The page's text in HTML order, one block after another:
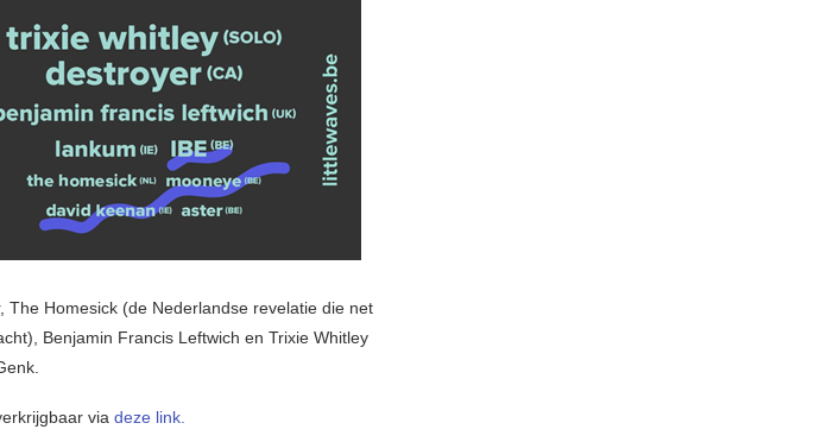
The Homesick (de Nederlandse revelatie die net
Benjamin Francis Leftwich en Trixie Whitley
via deze link.